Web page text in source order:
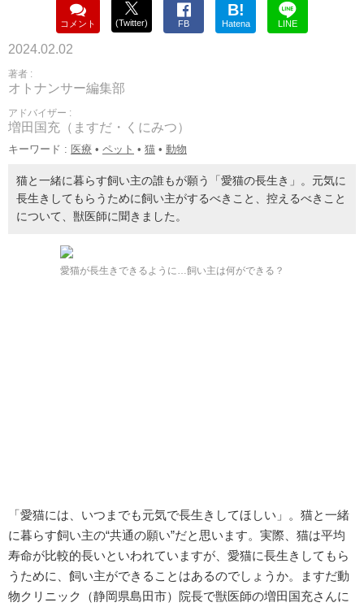
コメント (Twitter) FB
B!
Hatena LINE
2024.02.02
著者 :
オトナンサー編集部
アドバイザー :
増田国充（ますだ・くにみつ）
キーワード : 医療 • ペット • 猫 • 動物
猫と一緒に暮らす飼い主の誰もが願う「愛猫の長生き」。元気に
長生きしてもらうために飼い主がするべきこと、控えるべきこと
について、獣医師に聞きました。
愛猫が長生きできるように…飼い主は何ができる？
「愛猫には、いつまでも元気で長生きしてほしい」。猫と一緒
に暮らす飼い主の“共通の願い”だと思います。実際、猫は平均
寿命が比較的長いといわれていますが、愛猫に長生きしてもら
うために、飼い主ができることはあるのでしょうか。ますだ動
物クリニック（静岡県島田市）院長で獣医師の増田国充さんに